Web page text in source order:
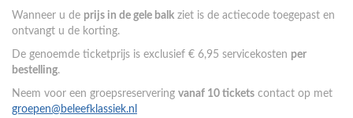
Wanneer u de prijs in de gele balk ziet is de actiecode toegepast en
ontvangt u de korting.
De genoemde ticketprijs is exclusief € 6,95 servicekosten per
bestelling.
Neem voor een groepsreservering vanaf 10 tickets contact op met
groepen@beleefklassiek.nl